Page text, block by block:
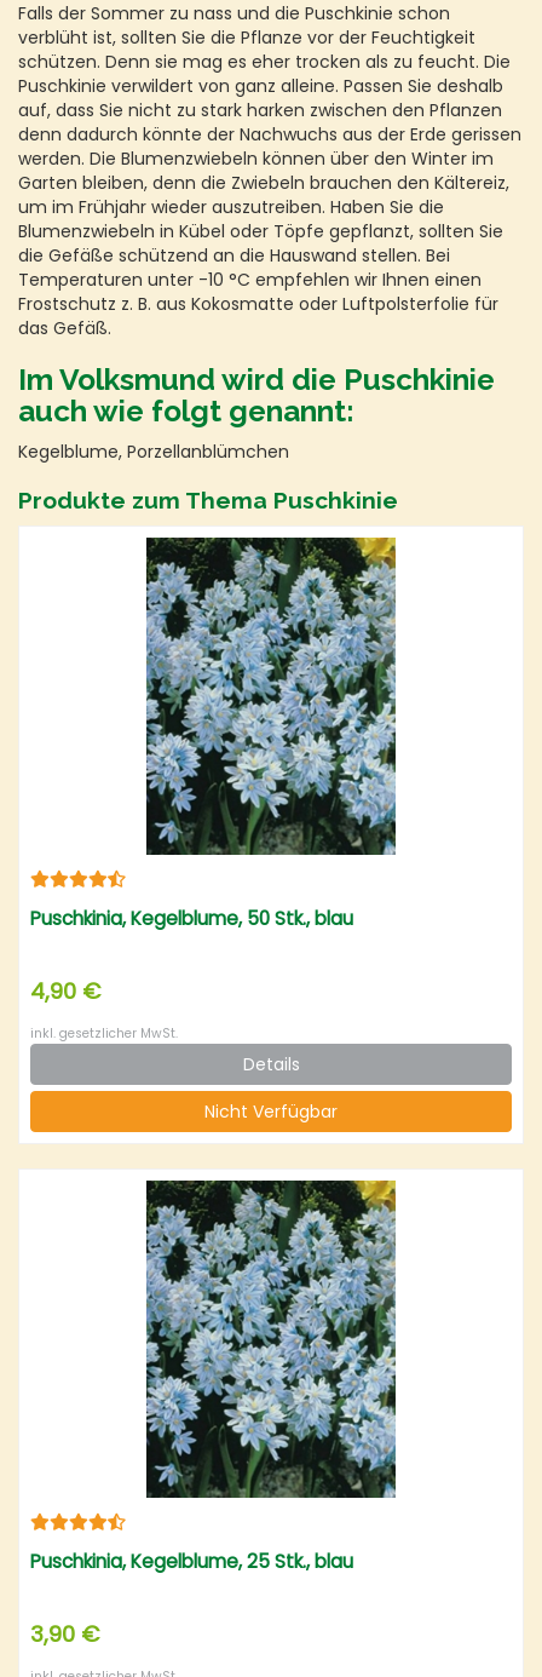
Falls der Sommer zu nass und die Puschkinie schon
verblüht ist, sollten Sie die Pflanze vor der Feuchtigkeit
schützen. Denn sie mag es eher trocken als zu feucht. Die
Puschkinie verwildert von ganz alleine. Passen Sie deshalb
auf, dass Sie nicht zu stark harken zwischen den Pflanzen
denn dadurch könnte der Nachwuchs aus der Erde gerissen
werden. Die Blumenzwiebeln können über den Winter im
Garten bleiben, denn die Zwiebeln brauchen den Kältereiz,
um im Frühjahr wieder auszutreiben. Haben Sie die
Blumenzwiebeln in Kübel oder Töpfe gepflanzt, sollten Sie
die Gefäße schützend an die Hauswand stellen. Bei
Temperaturen unter -10 °C empfehlen wir Ihnen einen
Frostschutz z. B. aus Kokosmatte oder Luftpolsterfolie für
das Gefäß.
Im Volksmund wird die Puschkinie
auch wie folgt genannt:
Kegelblume, Porzellanblümchen
Produkte zum Thema Puschkinie
Puschkinia, Kegelblume, 50 Stk., blau
4,90 €
inkl. gesetzlicher MwSt.
Details
Nicht Verfügbar
Puschkinia, Kegelblume, 25 Stk., blau
3,90 €